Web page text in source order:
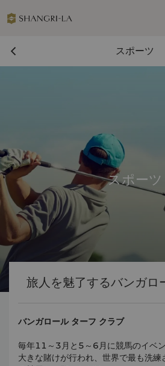
スポーツ
スポーツ
旅人を魅了するバンガロ
バンガロール ターフ クラブ
毎年11～3月と5～6月に競馬のイベン
大きな賭けが行われ、世界で最も洗練